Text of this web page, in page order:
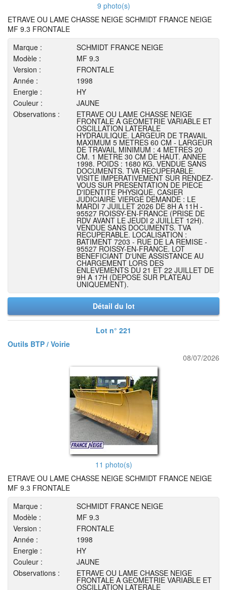
9 photo(s)
ETRAVE OU LAME CHASSE NEIGE SCHMIDT FRANCE NEIGE
MF 9.3 FRONTALE
Marque :
SCHMIDT FRANCE NEIGE
Modèle :
MF 9.3
Version :
FRONTALE
Année :
1998
Energie :
HY
Couleur :
JAUNE
Observations :
ETRAVE OU LAME CHASSE NEIGE
FRONTALE A GEOMETRIE VARIABLE ET
OSCILLATION LATERALE
HYDRAULIQUE. LARGEUR DE TRAVAIL
MAXIMUM 5 METRES 60 CM - LARGEUR
DE TRAVAIL MINIMUM : 4 METRES 20
CM. 1 METRE 30 CM DE HAUT. ANNEE
1998. POIDS : 1680 KG. VENDUE SANS
DOCUMENTS. TVA RECUPERABLE.
VISITE IMPERATIVEMENT SUR RENDEZ-
VOUS SUR PRESENTATION DE PIECE
D'IDENTITE PHYSIQUE, CASIER
JUDICIAIRE VIERGE DEMANDE : LE
MARDI 7 JUILLET 2026 DE 8H A 11H -
95527 ROISSY-EN-FRANCE (PRISE DE
RDV AVANT LE JEUDI 2 JUILLET 12H).
VENDUE SANS DOCUMENTS. TVA
RECUPERABLE. LOCALISATION :
BATIMENT 7203 - RUE DE LA REMISE -
95527 ROISSY-EN-FRANCE. LOT
BENEFICIANT D'UNE ASSISTANCE AU
CHARGEMENT LORS DES
ENLEVEMENTS DU 21 ET 22 JUILLET DE
9H A 17H (DEPOSE SUR PLATEAU
UNIQUEMENT).
Détail du lot
Lot n° 221
Outils BTP / Voirie
08/07/2026
11 photo(s)
ETRAVE OU LAME CHASSE NEIGE SCHMIDT FRANCE NEIGE
MF 9.3 FRONTALE
Marque :
SCHMIDT FRANCE NEIGE
Modèle :
MF 9.3
Version :
FRONTALE
Année :
1998
Energie :
HY
Couleur :
JAUNE
Observations :
ETRAVE OU LAME CHASSE NEIGE
FRONTALE A GEOMETRIE VARIABLE ET
OSCILLATION LATERALE